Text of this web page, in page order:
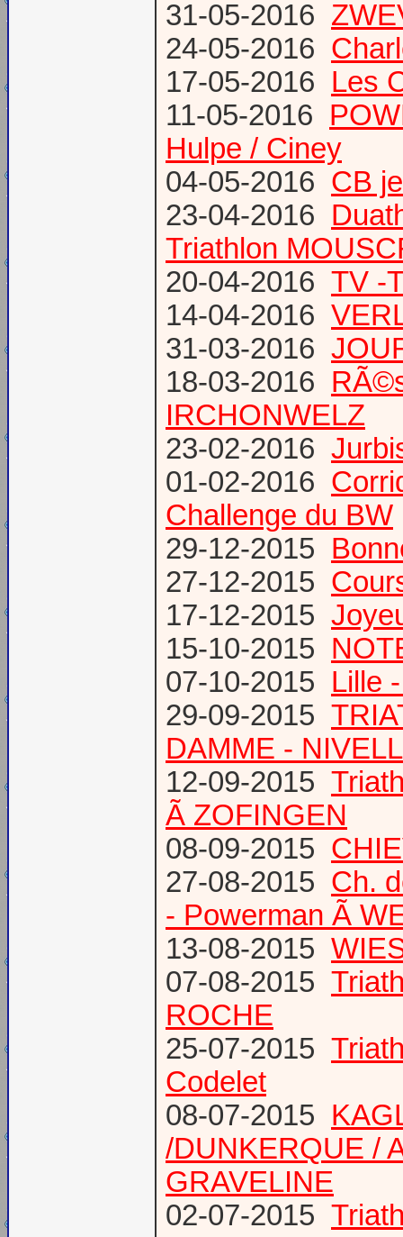
31-05-2016
24-05-2016
17-05-2016 Les
11-05-2016
Hulpe / Ciney
04-05-2016 CB
23-04-2016
Triathlon
20-04-2016 TV -
14-04-2016
31-03-2016
18-03-2016
IRCHONWELZ
23-02-2016
01-02-2016
Challenge du BW
29-12-2015
27-12-2015
17-12-2015
15-10-2015
07-10-2015 Lille
29-09-2015
DAMME -
12-09-2015
Ã ZOFINGEN
08-09-2015
27-08-2015 Ch.
- Powerman Ã
13-08-2015
07-08-2015
ROCHE
25-07-2015
Codelet
08-07-2015
/DUNKERQUE /
GRAVELINE
02-07-2015